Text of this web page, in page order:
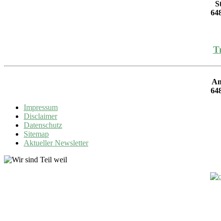
Impressum
Disclaimer
Datenschutz
Sitemap
Aktueller Newsletter